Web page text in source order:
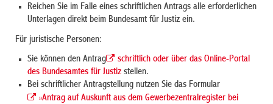
Reichen Sie im Falle eines schriftlichen Antrags alle erforderlichen
Unterlagen direkt beim Bundesamt für Justiz ein.
Für juristische Personen:
Sie können den Antrag
schriftlich oder über das Online-Portal
des Bundesamtes für Justiz stellen.
Bei schriftlicher Antragstellung nutzen Sie das Formular
»Antrag auf Auskunft aus dem Gewerbezentralregister bei